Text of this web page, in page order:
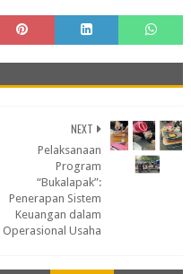
NEXT
Pelaksanaan
Program
“Bukalapak”:
Penerapan Sistem
Keuangan dalam
Operasional Usaha